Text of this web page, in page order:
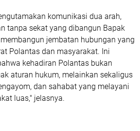
komunikasi dua arah,
tanpa sekat yang dibangun Bapak
jembatan hubungan yang
Polantas dan masyarakat. Ini
kehadiran Polantas bukan
aturan hukum, melainkan sekaligus
dan sahabat yang melayani
luas," jelasnya.